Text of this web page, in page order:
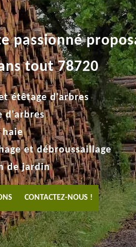
passionné
tout 78720
étêtage d'arbres
d'arbres
haie
et débroussaillage
de jardin
CONTACTEZ-NOUS !